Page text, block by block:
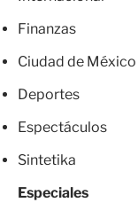
Finanzas
Ciudad de México
Deportes
Espectáculos
Sintetika
Especiales